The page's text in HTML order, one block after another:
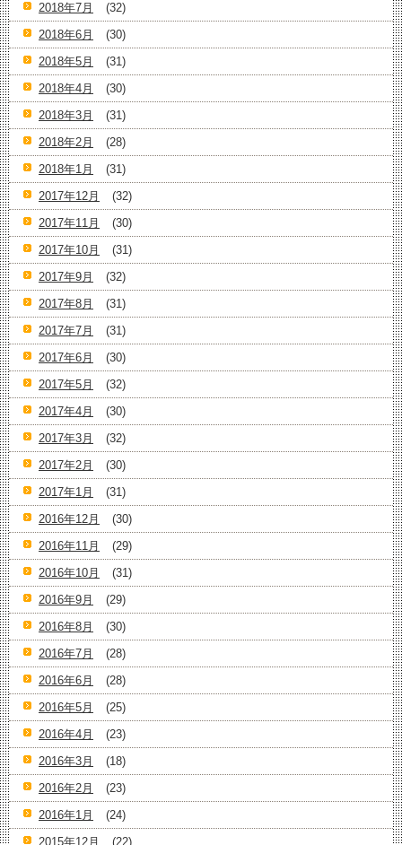
2018年7月
(32)
2018年6月
(30)
2018年5月
(31)
2018年4月
(30)
2018年3月
(31)
2018年2月
(28)
2018年1月
(31)
2017年12月
(32)
2017年11月
(30)
2017年10月
(31)
2017年9月
(32)
2017年8月
(31)
2017年7月
(31)
2017年6月
(30)
2017年5月
(32)
2017年4月
(30)
2017年3月
(32)
2017年2月
(30)
2017年1月
(31)
2016年12月
(30)
2016年11月
(29)
2016年10月
(31)
2016年9月
(29)
2016年8月
(30)
2016年7月
(28)
2016年6月
(28)
2016年5月
(25)
2016年4月
(23)
2016年3月
(18)
2016年2月
(23)
2016年1月
(24)
2015年12月
(22)